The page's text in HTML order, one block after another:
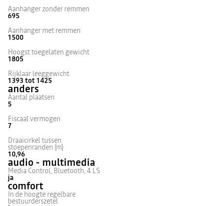
Aanhanger zonder remmen
695
Aanhanger met remmen
1500
Hoogst toegelaten gewicht
1805
Rijklaar leeggewicht
1393 tot 1425
anders
Aantal plaatsen
5
Fiscaal vermogen
7
Draaicirkel tussen
stoepenranden (m)
10,96
audio - multimedia
Media Control, Bluetooth, 4 LS
ja
comfort
In de hoogte regelbare
bestuurderszetel